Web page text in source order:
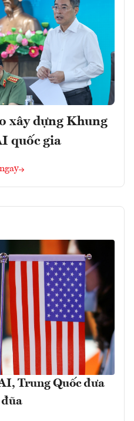
xây dựng Khung
quốc gia
Trung Quốc đưa